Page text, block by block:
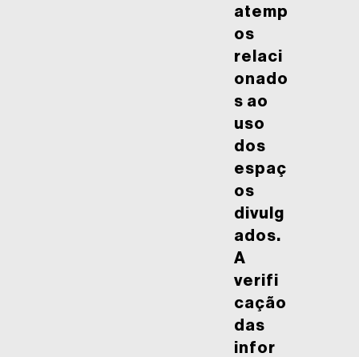
atemp
os
relaci
onado
s ao
uso
dos
espaç
os
divulg
ados.
A
verifi
cação
das
infor